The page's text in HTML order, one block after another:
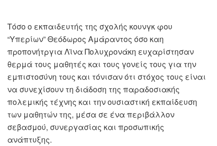
Τόσο ο εκπαιδευτής της σχολής κουνγκ φου
“Υπερίων” Θεόδωρος Αμάραντος όσο καη
προπονήτργια Λϊνα Πολυχρονάκη ευχαρίστησαν
θερμά τους μαθητές και τους γονείς τους για την
εμπιστοσύνη τους και τόνισαν ότι στόχος τους είναι
να συνεχίσουν τη διάδοση της παραδοσιακής
πολεμικής τέχνης και την ουσιαστική εκπαίδευση
των μαθητών της, μέσα σε ένα περιβάλλον
σεβασμού, συνεργασίας και προσωπικής
ανάπτυξης.